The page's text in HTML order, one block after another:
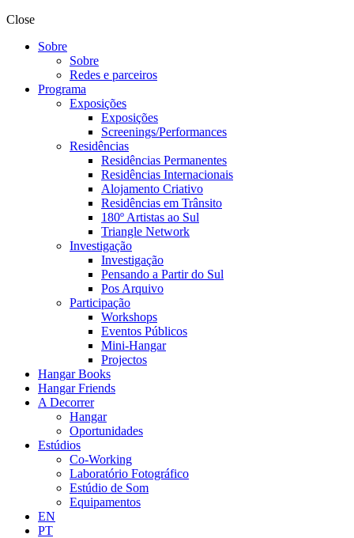
Close
Sobre
Sobre
Redes e parceiros
Programa
Exposições
Exposições
Screenings/Performances
Residências
Residências Permanentes
Residências Internacionais
Alojamento Criativo
Residências em Trânsito
180º Artistas ao Sul
Triangle Network
Investigação
Investigação
Pensando a Partir do Sul
Pos Arquivo
Participação
Workshops
Eventos Públicos
Mini-Hangar
Projectos
Hangar Books
Hangar Friends
A Decorrer
Hangar
Oportunidades
Estúdios
Co-Working
Laboratório Fotográfico
Estúdio de Som
Equipamentos
EN
PT